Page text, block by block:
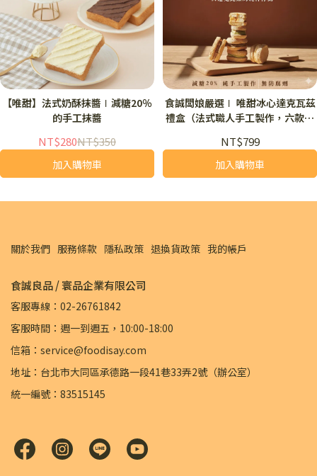
【唯甜】法式奶酥抹醬∣減糖20％
的手工抹醬
NT$280NT$350
加入購物車
食誠闆娘嚴選∣ 唯甜冰心達克瓦茲
禮盒（法式職人手工製作，六款爆
NT$799
加入購物車
關於我們 服務條款 隱私政策 退換貨政策 我的帳戶
食誠良品 / 寰品企業有限公司
客服專線：02-26761842
客服時間：週一到週五，10:00-18:00
信箱：service@foodisay.com
地址：台北市大同區承德路一段41巷33弄2號（辦公室）
統一編號：83515145